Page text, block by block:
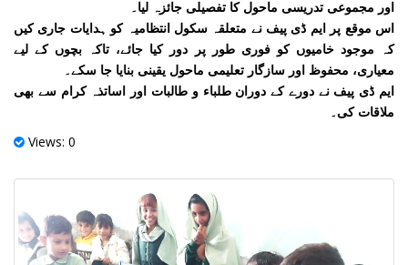
اور مجموعی تدریسی ماحول کا تفصیلی جائزہ لیا۔
اس موقع پر ایم ڈی پیف نے متعلقہ سکول انتظامیہ کو ہدایات جاری کیں
کہ موجود خامیوں کو فوری طور پر دور کیا جائے، تاکہ بچوں کے لیے
معیاری، محفوظ اور سازگار تعلیمی ماحول یقینی بنایا جا سکے۔
ایم ڈی پیف نے دورے کے دوران طلباء و طالبات اور اساتذہ کرام سے بھی
ملاقات کی۔
Views: 0